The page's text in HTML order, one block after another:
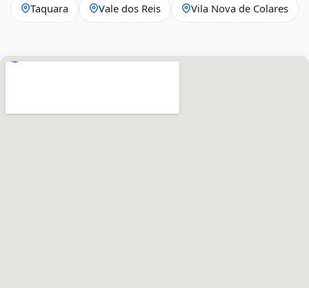
Taquara Vale dos Reis Vila Nova de Colares